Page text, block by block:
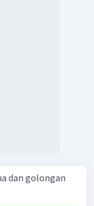
dan golongan